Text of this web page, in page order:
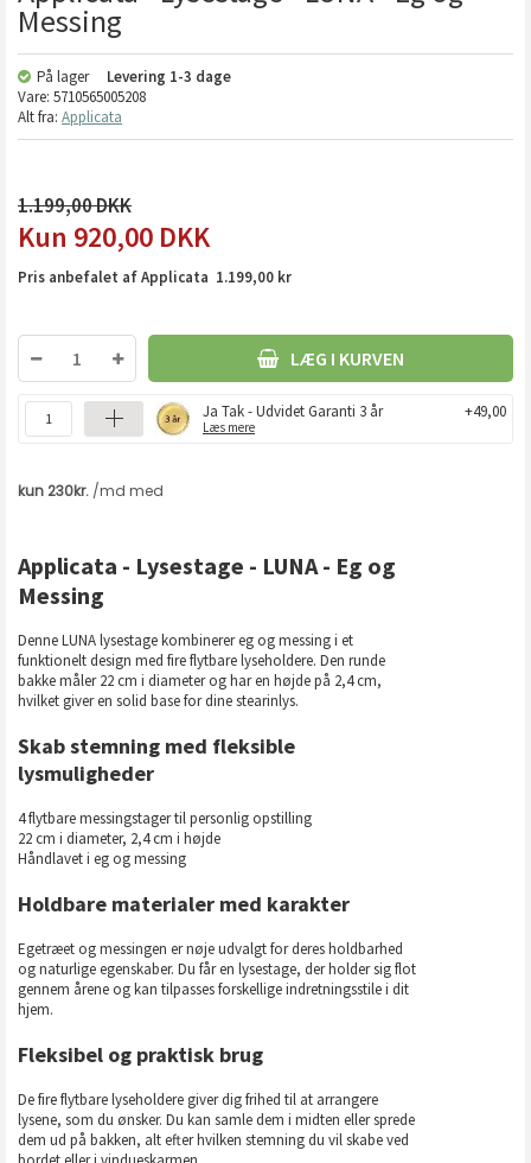
Messing
På lager Levering 1-3 dage
Vare: 5710565005208
Alt fra: Applicata
1.199,00
920,00 DKK
Pris anbefalet af Applicata 1.199,00 kr
LÆG I KURVEN
Ja Tak - Udvidet Garanti 3 år
Læs mere
+49,00
Applicata - Lysestage - LUNA - Eg og
Messing
Denne LUNA lysestage kombinerer eg og messing i et
funktionelt design med fire flytbare lyseholdere. Den runde
bakke måler 22 cm i diameter og har en højde på 2,4 cm,
hvilket giver en solid base for dine stearinlys.
Skab stemning med fleksible
lysmuligheder
4 flytbare messingstager til personlig opstilling
22 cm i diameter, 2,4 cm i højde
Håndlavet i eg og messing
Holdbare materialer med karakter
Egetræet og messingen er nøje udvalgt for deres holdbarhed
og naturlige egenskaber. Du får en lysestage, der holder sig flot
gennem årene og kan tilpasses forskellige indretningsstile i dit
hjem.
Fleksibel og praktisk brug
De fire flytbare lyseholdere giver dig frihed til at arrangere
lysene, som du ønsker. Du kan samle dem i midten eller sprede
dem ud på bakken, alt efter hvilken stemning du vil skabe ved